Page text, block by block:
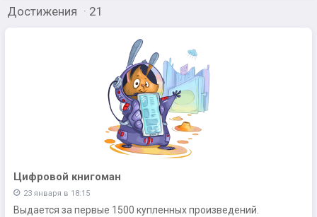
Достижения · 21
Цифровой книгоман
23 января в 18:15
Выдается за первые 1500 купленных произведений.